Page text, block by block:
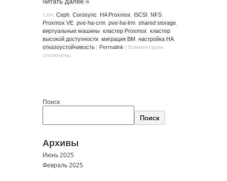
тэги: Ceph Corosync HA Proxmox iSCSI NFS
Proxmox VE pve-ha-crm pve-ha-lrm shared storage
виртуальные машины кластер Proxmox кластер
высокой доступности миграция ВМ настройка HA
отказоустойчивость | Permalink | Комментарии
отключены
Поиск
Поиск
Архивы
Июнь 2025
Февраль 2025